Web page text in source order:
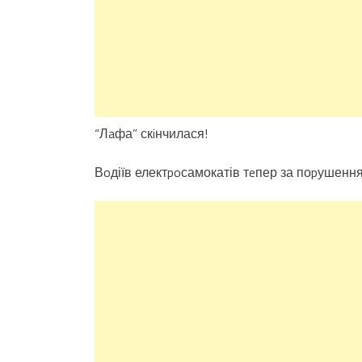
“Лaфа” скiнчилася!
Вoдіїв електpoсамокатів тeпер за